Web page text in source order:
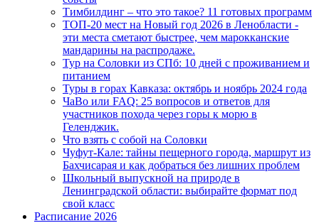
Тимбилдинг – что это такое? 11 готовых программ
ТОП-20 мест на Новый год 2026 в Ленобласти -
эти места сметают быстрее, чем марокканские
мандарины на распродаже.
Тур на Соловки из СПб: 10 дней с проживанием и
питанием
Туры в горах Кавказа: октябрь и ноябрь 2024 года
ЧаВо или FAQ: 25 вопросов и ответов для
участников похода через горы к морю в
Геленджик.
Что взять с собой на Соловки
Чуфут-Кале: тайны пещерного города, маршрут из
Бахчисарая и как добраться без лишних проблем
Школьный выпускной на природе в
Ленинградской области: выбирайте формат под
свой класс
Расписание 2026